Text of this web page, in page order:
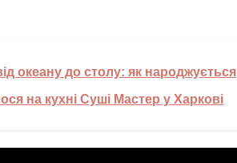
океану до столу: як народжується
на кухні Суші Мастер у Харкові